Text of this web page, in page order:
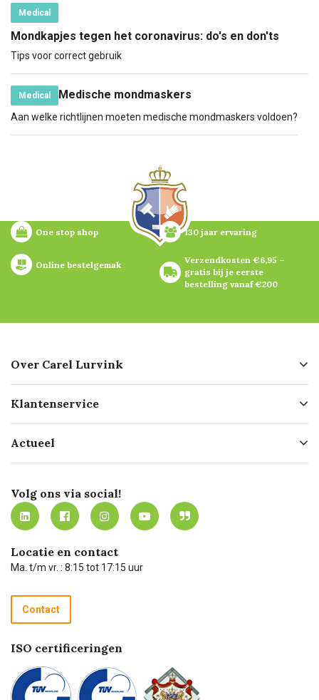
Medical
Mondkapjes tegen het coronavirus: do's en don'ts
Tips voor correct gebruik
Medical Medische mondmaskers
Aan welke richtlijnen moeten medische mondmaskers voldoen?
One stop shop 130 jaar ervaring
Online bestelgemak
Verzendkosten €6,95 –
gratis bij je eerste
bestelling vanaf €200
Over Carel Lurvink
Geschiedenis
Missie
Werken bij Carel Lurvink
MVO
Klantenservice
Bezorgen
Mijn Carel Lurvink
Mijn Carel Lurvink instructievideo's
Carel Lurvink App
Hulp op afstand
Technische dienst
Recycle programma
Betalen
Actueel
Innovation LAB
Tevreden klanten
Carel Lurvink Blog
Carel de podcast
Volg ons via social!
Locatie en contact
Ma. t/m vr. : 8:15 tot 17:15 uur
Contact
ISO certificeringen